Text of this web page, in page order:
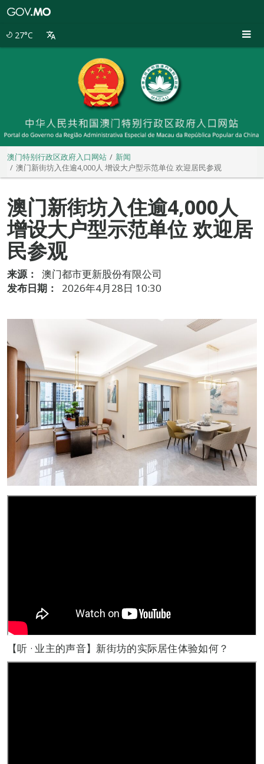
27°C
澳门特别行政区政府入口网站
新闻
澳门新街坊入住逾4,000人 增设大户型示范单位 欢迎居民参观
澳门新街坊入住逾4,000人
增设大户型示范单位 欢迎居
民参观
来源：
澳门都市更新股份有限公司
发布日期：
2026年4月28日 10:30
【听 · 业主的声音】新街坊的实际居住体验如何？